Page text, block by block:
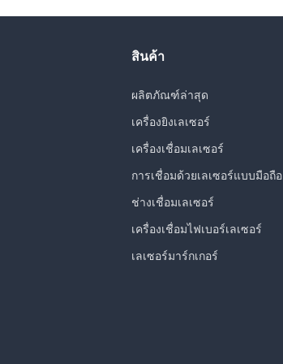
สินค้า
ผลิตภัณฑ์ล่าสุด
เครื่องยิงเลเซอร์
เครื่องเชื่อมเลเซอร์
การเชื่อมด้วยเลเซอร์แบบมือถือ
ช่างเชื่อมเลเซอร์
เครื่องเชื่อมไฟเบอร์เลเซอร์
เลเซอร์มาร์กเกอร์